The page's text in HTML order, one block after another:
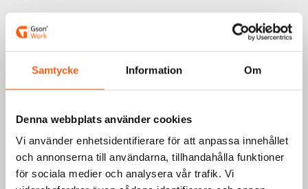
Samtycke Information Om
Denna webbplats använder cookies
Vi använder enhetsidentifierare för att anpassa innehållet
och annonserna till användarna, tillhandahålla funktioner
för sociala medier och analysera vår trafik. Vi
Välj produkt
Teknisk information